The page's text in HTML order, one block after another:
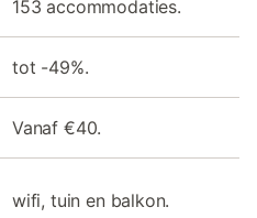
153 accommodaties.
tot -49%.
Vanaf €40.
wifi, tuin en balkon.